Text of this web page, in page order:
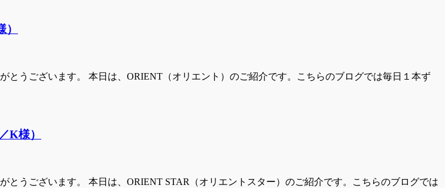
うございます。 本日は、ORIENT（オリエント）のご紹介です。こちらのブログでは毎日１本ず
K様）
うございます。 本日は、ORIENT STAR（オリエントスター）のご紹介です。こちらのブログでは